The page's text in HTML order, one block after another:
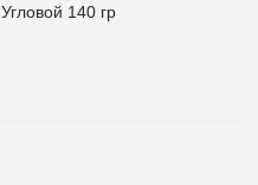
Угловой 140 гр